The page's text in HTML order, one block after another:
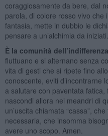
coraggiosamente da bere, dal
parola, di colore rosso vivo
fantasia, mette in dubbio le
pensare a un’alchimia da iniziati.
È la comunità
fluttuano e si alternano senza
vita di gesti che si ripete fino
conoscente, eviti d’incontrarne
a salutare con paventata
nascondi allora nei meandri di
un’uscita chiamata “cassa”,
necessaria, che insomma
avere uno scopo. Amen.